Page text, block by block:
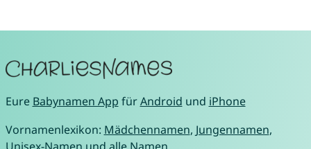
Eure Babynamen App fürAndroid und iPhone
Vornamenlexikon: Mädchennamen, Jungennamen,